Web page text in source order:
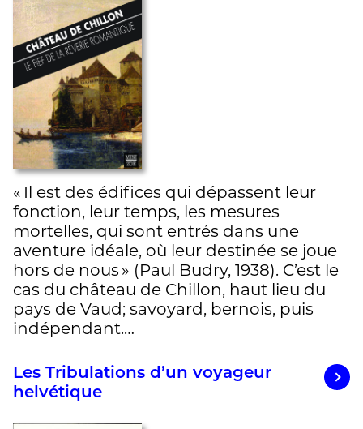
« Il est des édifices qui dépassent leur
fonction, leur temps, les mesures
mortelles, qui sont entrés dans une
aventure idéale, où leur destinée se joue
hors de nous » (Paul Budry, 1938). C’est le
cas du château de Chillon, haut lieu du
pays de Vaud; savoyard, bernois, puis
indépendant.…
Les Tribulations d’un voyageur
helvétique